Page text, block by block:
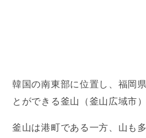
韓国の南東部に位置し、福岡
とができる釜山（釜山広域市）
釜山は港町である一方、山も